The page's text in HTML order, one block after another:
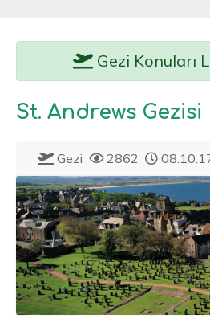
Gezi Konuları
St. Andrews Gezisi
Gezi 2862